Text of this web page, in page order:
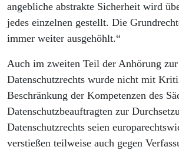
angebliche abstrakte Sicherheit wird
jedes einzelnen gestellt. Die
immer weiter ausgehöhlt.“
Auch im zweiten Teil der Anhörung zur
Datenschutzrechts wurde nicht mit
Beschränkung der Kompetenzen des
Datenschutzbeauftragten zur
Datenschutzrechts seien
verstießen teilweise auch gegen